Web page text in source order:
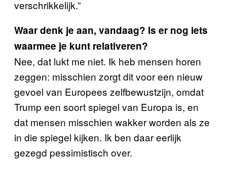
verschrikkelijk.”
Waar denk je aan, vandaag? Is er nog iets
waarmee je kunt relativeren?
Nee, dat lukt me niet. Ik heb mensen horen
zeggen: misschien zorgt dit voor een nieuw
gevoel van Europees zelfbewustzijn, omdat
Trump een soort spiegel van Europa is, en
dat mensen misschien wakker worden als ze
in die spiegel kijken. Ik ben daar eerlijk
gezegd pessimistisch over.